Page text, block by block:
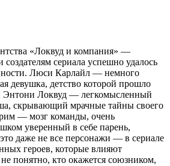
«Локвуд и компания» —
создателям сериала успешно удалось
Люси Карлайл — немного
девушка, детство которой прошло
Энтони Локвуд — легкомысленный
скрывающий мрачные тайны своего
— мозг команды, очень
уверенный в себе парень,
даже не все персонажи — в сериале
героев, которые влияют
понятно, кто окажется союзником,